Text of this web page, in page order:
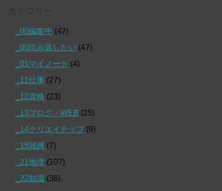
_00編集中 (42)
_00読み返したい (47)
_01マイノート (4)
_11仕事 (27)
_12資格 (23)
_13ブログ・WEB (25)
_14クリエイティブ (9)
_15雑感 (7)
_21地理 (107)
_22知識 (38)